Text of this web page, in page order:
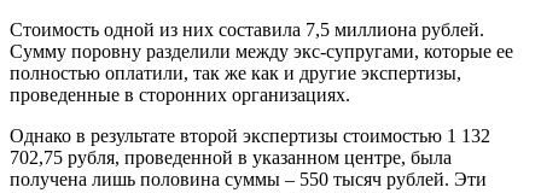
Стоимость одной из них составила 7,5 миллиона рублей.
Сумму поровну разделили между экс-супругами, которые ее
полностью оплатили, так же как и другие экспертизы,
проведенные в сторонних организациях.
Однако в результате второй экспертизы стоимостью 1 132
702,75 рубля, проведенной в указанном центре, была
получена лишь половина суммы – 550 тысяч рублей. Эти